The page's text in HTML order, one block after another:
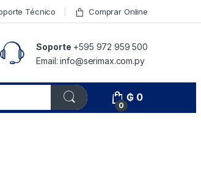
Técnico Comprar Online
Soporte +595 972 959 500
Email: info@serimax.com.py
0
₲ 0